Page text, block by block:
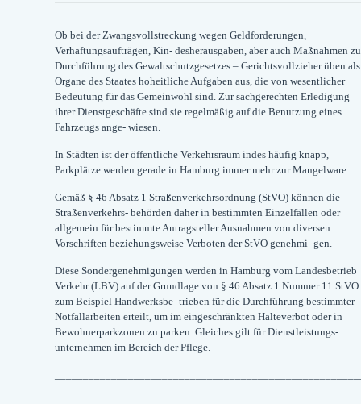
Ob bei der Zwangsvollstreckung wegen Geldforderungen,
Verhaftungsaufträgen, Kin- desherausgaben, aber auch Maßnahmen
Durchführung des Gewaltschutzgesetzes – Gerichtsvollzieher üben als
Organe des Staates hoheitliche Aufgaben aus, die von wesentlicher
Bedeutung für das Gemeinwohl sind. Zur sachgerechten Erledigung
ihrer Dienstgeschäfte sind sie regelmäßig auf die Benutzung eines
Fahrzeugs ange- wiesen.
In Städten ist der öffentliche Verkehrsraum indes häufig knapp,
Parkplätze werden gerade in Hamburg immer mehr zur Mangelware.
Gemäß § 46 Absatz 1 Straßenverkehrsordnung (StVO) können die
Straßenverkehrs- behörden daher in bestimmten Einzelfällen oder
allgemein für bestimmte Antragsteller Ausnahmen von diversen
Vorschriften beziehungsweise Verboten der StVO genehmi- gen.
Diese Sondergenehmigungen werden in Hamburg vom Landesbetrieb
Verkehr (LBV) auf der Grundlage von § 46 Absatz 1 Nummer 11 StVO
zum Beispiel Handwerksbe- trieben für die Durchführung bestimmter
Notfallarbeiten erteilt, um im eingeschränkten Halteverbot oder in
Bewohnerparkzonen zu parken. Gleiches gilt für Dienstleistungs-
unternehmen im Bereich der Pflege.